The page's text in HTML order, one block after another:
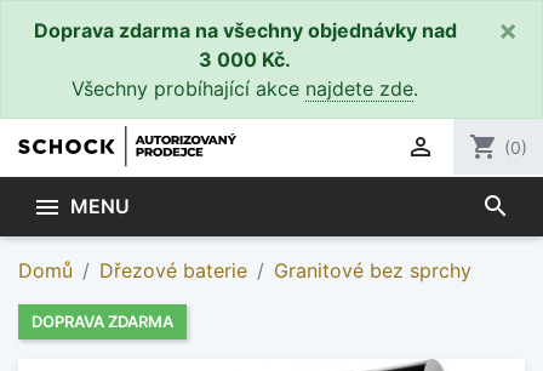
Doprava zdarma na všechny objednávky nad
3 000 Kč.
Všechny probíhající akce najdete zde.
×
 shopping_cart (0)
 MENU search
Domů Dřezové baterie Granitové bez sprchy
DOPRAVA ZDARMA